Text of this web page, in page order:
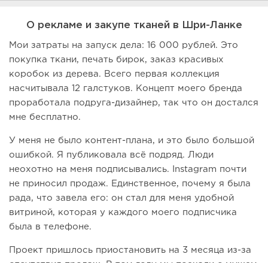
О рекламе и закупе тканей в Шри-Ланке
Мои затраты на запуск дела: 16 000 рублей. Это
покупка ткани, печать бирок, заказ красивых
коробок из дерева. Всего первая коллекция
насчитывала 12 галстуков. Концепт моего бренда
проработала подруга-дизайнер, так что он достался
мне бесплатно.
У меня не было контент-плана, и это было большой
ошибкой. Я публиковала всё подряд. Люди
неохотно на меня подписывались. Instagram почти
не приносил продаж. Единственное, почему я была
рада, что завела его: он стал для меня удобной
витриной, которая у каждого моего подписчика
была в телефоне.
Проект пришлось приостановить на 3 месяца из-за